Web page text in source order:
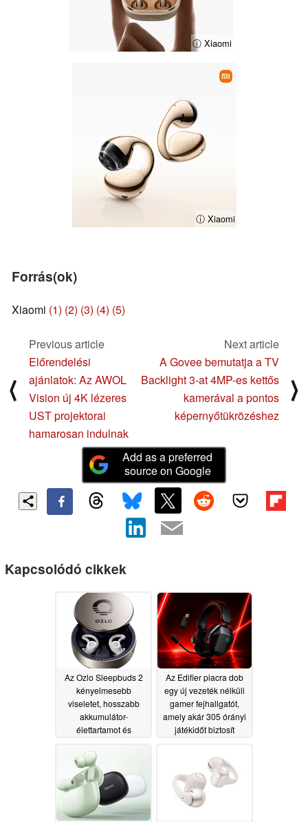
ⓘ Xiaomi
ⓘ Xiaomi
Forrás(ok)
Xiaomi (1) (2) (3) (4) (5)
⟨
Previous article
Előrendelési
ajánlatok: Az AWOL
Vision új 4K lézeres
UST projektorai
hamarosan indulnak
Next article
A Govee bemutatja a TV
Backlight 3-at 4MP-es kettős
kamerával a pontos
képernyőtükrözéshez
⟩
Add as a preferred
source on Google
Kapcsolódó cikkek
Az Ozlo Sleepbuds 2
kényelmesebb
viseletet, hosszabb
akkumulátor-
élettartamot és
alváskövetést kínál
07/30/2026
Az Edifier piacra dob
egy új vezeték nélküli
gamer fejhallgatót,
amely akár 305 órányi
játékidőt biztosít